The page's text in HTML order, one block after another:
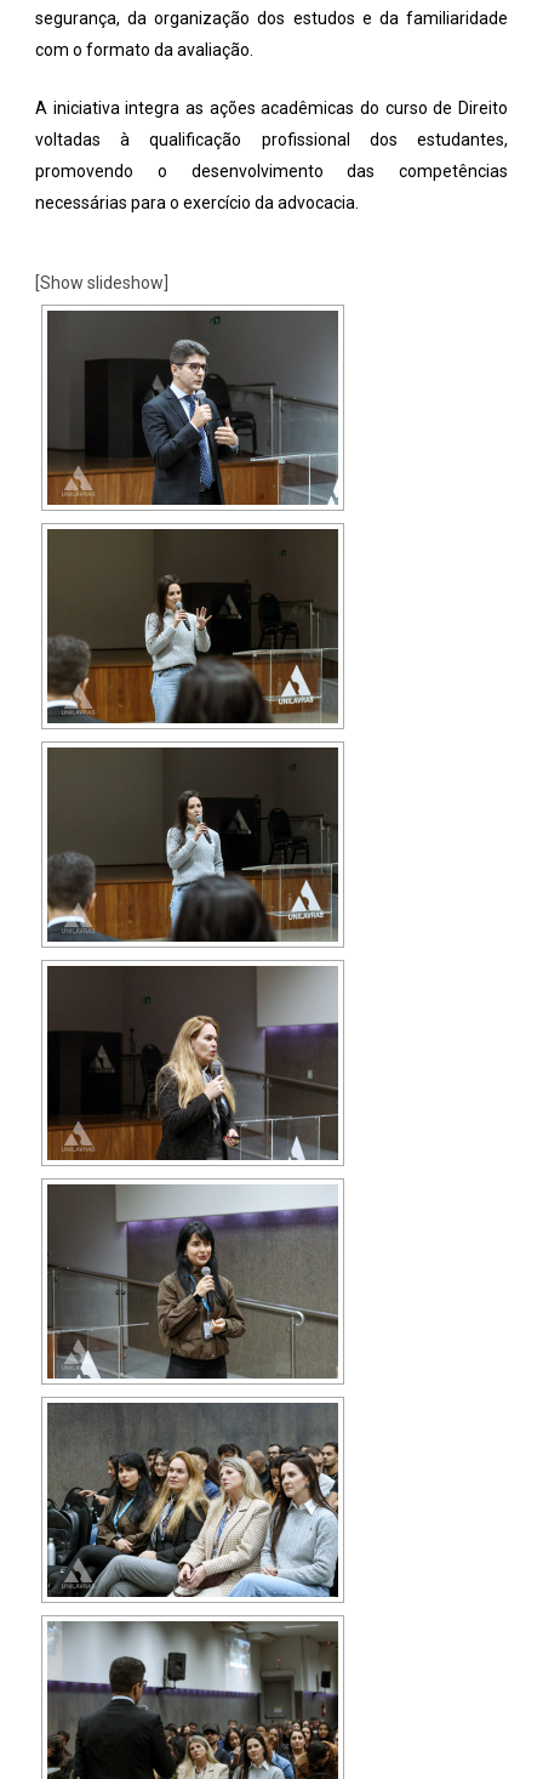
segurança, da organização dos estudos e da familiaridade
com o formato da avaliação.
A iniciativa integra as ações acadêmicas do curso de Direito
voltadas à qualificação profissional dos estudantes,
promovendo o desenvolvimento das competências
necessárias para o exercício da advocacia.
[Show slideshow]